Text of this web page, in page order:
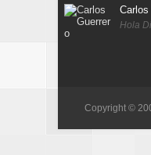
Carlos
Hola
Copyright ©